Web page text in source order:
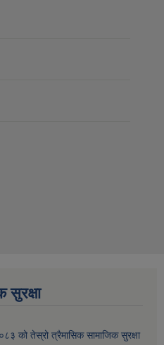
सुरक्षा
को तेस्रो त्रैमासिक सामाजिक सुरक्षा